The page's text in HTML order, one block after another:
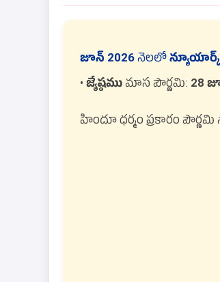
జూన్ 2026 నెలలో న్యూయార్క్
• జ్యేష్ఠము మాస పౌర్ణమి: 28
హిందూ ధర్మం ప్రకారం